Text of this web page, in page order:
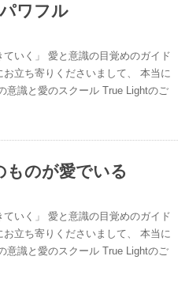
ワフル
ていく」 愛と意識の目覚めのガイド
立ち寄りくださいまして、 本当に
意識と愛のスクール True Lightのご
のが愛でいる
ていく」 愛と意識の目覚めのガイド
立ち寄りくださいまして、 本当に
意識と愛のスクール True Lightのご